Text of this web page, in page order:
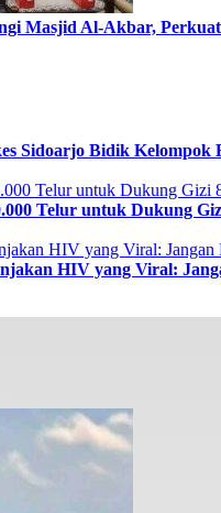
Masjid Al-Akbar,
Sidoarjo Bidik
Telur untuk Dukung
HIV yang Viral: